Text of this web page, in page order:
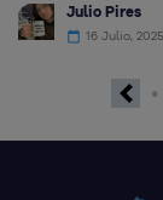
Julio Pires
16 Julio, 2025